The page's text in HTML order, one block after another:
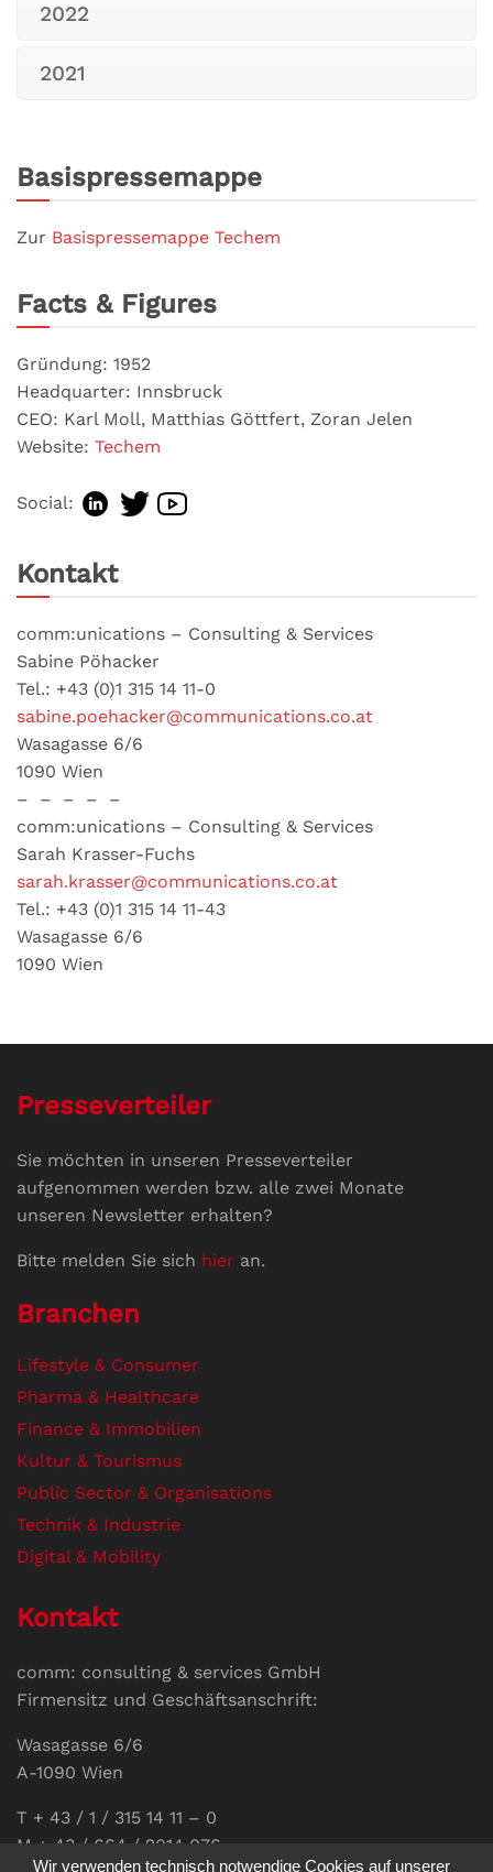
2022
2021
Basispressemappe
Zur Basispressemappe Techem
Facts & Figures
Gründung: 1952
Headquarter: Innsbruck
CEO: Karl Moll, Matthias Göttfert, Zoran Jelen
Website: Techem
Social:
Kontakt
comm:unications – Consulting & Services
Sabine Pöhacker
Tel.: +43 (0)1 315 14 11-0
sabine.poehacker@communications.co.at
Wasagasse 6/6
1090 Wien
– – – – –
comm:unications – Consulting & Services
Sarah Krasser-Fuchs
sarah.krasser@communications.co.at
Tel.: +43 (0)1 315 14 11-43
Wasagasse 6/6
1090 Wien
Presseverteiler
Sie möchten in unseren Presseverteiler
aufgenommen werden bzw. alle zwei Monate
unseren Newsletter erhalten?
Bitte melden Sie sich hier an.
Branchen
Lifestyle & Consumer
Pharma & Healthcare
Finance & Immobilien
Kultur & Tourismus
Public Sector & Organisations
Technik & Industrie
Digital & Mobility
Kontakt
comm: consulting & services GmbH
Firmensitz und Geschäftsanschrift:
Wasagasse 6/6
A-1090 Wien
T + 43 / 1 / 315 14 11 – 0
M + 43 / 664 / 2014 076
Wir verwenden technisch notwendige Cookies auf unserer